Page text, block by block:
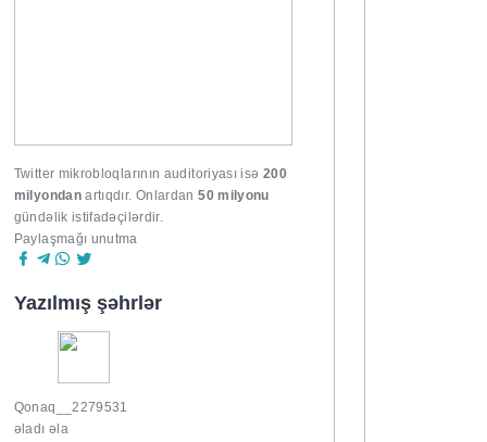
Twitter mikrobloqlarının auditoriyası isə 200
milyondanartıqdır. Onlardan50 milyonu
gündəlik istifadəçilərdir.
Paylaşmağı unutma
Yazılmış şəhrlər
Qonaq__2279531
əladı əla